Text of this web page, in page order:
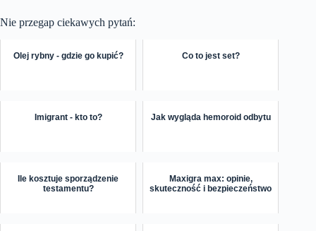
Nie przegap ciekawych pytań:
Olej rybny - gdzie go kupić? Co to jest set?
Imigrant - kto to? Jak wygląda hemoroid odbytu
Ile kosztuje sporządzenie
testamentu?
Maxigra max: opinie,
skuteczność i bezpieczeństwo